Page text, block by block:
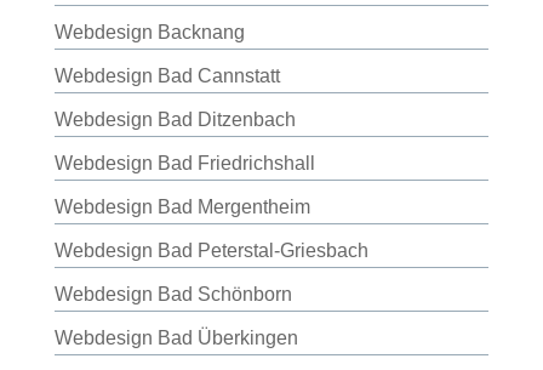
Webdesign Backnang
Webdesign Bad Cannstatt
Webdesign Bad Ditzenbach
Webdesign Bad Friedrichshall
Webdesign Bad Mergentheim
Webdesign Bad Peterstal-Griesbach
Webdesign Bad Schönborn
Webdesign Bad Überkingen